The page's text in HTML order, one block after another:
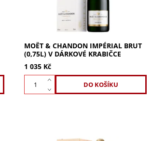
MOËT & CHANDON IMPÉRIAL BRUT
(0,75L) V DÁRKOVÉ KRABIČCE
1 035 Kč